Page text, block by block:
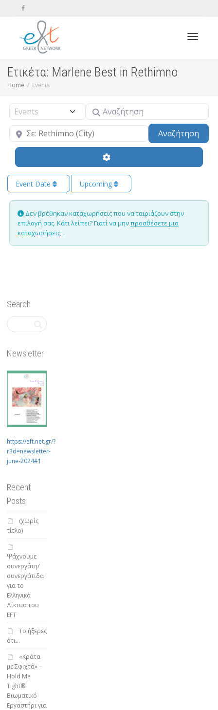
Ετικέτα: Marlene Best in Rethimno
Home Events
Select search type Αναζήτηση
Κοντά Αναζήτηση
Event Date Upcoming
Δεν βρέθηκαν καταχωρήσεις που να ταιριάζουν στην
επιλογή σας. Κάτι λείπει? Γιατί να μηνπροσθέσετε μια
καταχωρήσεις; .
Search
Newsletter
https://eft.net.gr/?
r3d=newsletter-
june-2024#1
Recent
Posts
(χωρίς
τίτλο)
Ψάχνουμε
συνεργάτη/
συνεργάτιδα
για το
Ελληνικό
Δίκτυο του
EFT
To ήξερες
ότι…
«Κράτα
με Σφιχτά» –
Hold Me
Tight®
Βιωματικό
Εργαστήρι για